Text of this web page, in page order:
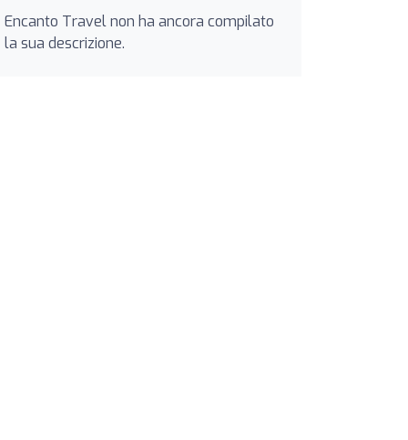
Encanto Travel non ha ancora compilato
la sua descrizione.